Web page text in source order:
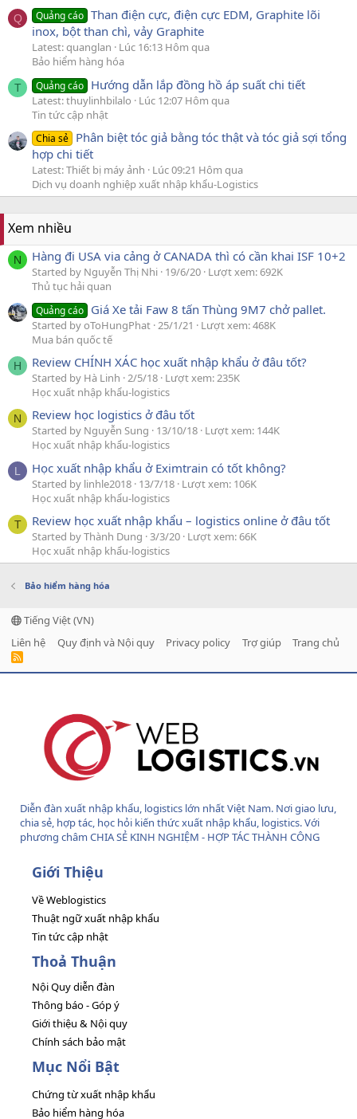
Q Quảng cáo Than điện cực, điện cực EDM, Graphite lõi
inox, bột than chì, vảy Graphite
Latest: quanglan
Lúc 16:13 Hôm qua
Bảo hiểm hàng hóa
T Quảng cáo Hướng dẫn lắp đồng hồ áp suất chi tiết
Latest: thuylinhbilalo
Lúc 12:07 Hôm qua
Tin tức cập nhật
Chia sẻ Phân biệt tóc giả bằng tóc thật và tóc giả sợi tổng
hợp chi tiết
Latest: Thiết bị máy ảnh
Lúc 09:21 Hôm qua
Dịch vụ doanh nghiệp xuất nhập khẩu-Logistics
Xem nhiều
N Hàng đi USA via cảng ở CANADA thì có cần khai ISF 10+2
Started by Nguyễn Thị Nhi 19/6/20 Lượt xem: 692K
Thủ tục hải quan
Quảng cáo Giá Xe tải Faw 8 tấn Thùng 9M7 chở pallet.
Started by oToHungPhat 25/1/21
Lượt xem: 468K
Mua bán quốc tế
H Review CHÍNH XÁC học xuất nhập khẩu ở đâu tốt?
Started by Hà Linh 2/5/18 Lượt xem: 235K
Học xuất nhập khẩu-logistics
N Review học logistics ở đâu tốt
Started by Nguyễn Sung 13/10/18 Lượt xem: 144K
Học xuất nhập khẩu-logistics
L Học xuất nhập khẩu ở Eximtrain có tốt không?
Started by linhle2018 13/7/18 Lượt xem: 106K
Học xuất nhập khẩu-logistics
T Review học xuất nhập khẩu – logistics online ở đâu tốt
Started by Thành Dung 3/3/20 Lượt xem: 66K
Học xuất nhập khẩu-logistics
Bảo hiểm hàng hóa
Tiếng Việt (VN)
Liên hệ
Quy định và Nội quy Privacy policy Trợ giúp Trang chủ
R
Diễn đàn xuất nhập khẩu, logistics lớn nhất Việt Nam. Nơi giao lưu,
chia sẻ, hợp tác, học hỏi kiến thức xuất nhập khẩu, logistics. Với
phương châm CHIA SẺ KINH NGHIỆM - HỢP TÁC THÀNH CÔNG
Giới Thiệu
Về Weblogistics
Thuật ngữ xuất nhập khẩu
Tin tức cập nhật
Thoả Thuận
Nội Quy diễn đàn
Thông báo - Góp ý
Giới thiệu & Nội quy
Chính sách bảo mật
Mục Nổi Bật
Chứng từ xuất nhập khẩu
Bảo hiểm hàng hóa